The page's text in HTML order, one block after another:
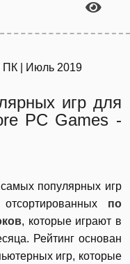
игр для
PC Games -
самых популярных игр
по
, которые играют в
Рейтинг основан
игр, которые